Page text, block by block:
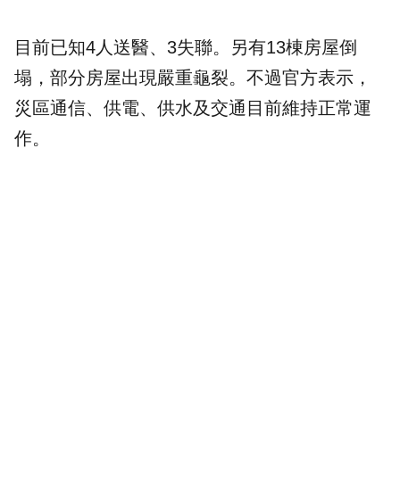
目前已知4人送醫、3失聯。另有13棟房屋倒
塌，部分房屋出現嚴重龜裂。不過官方表示，
災區通信、供電、供水及交通目前維持正常運
作。